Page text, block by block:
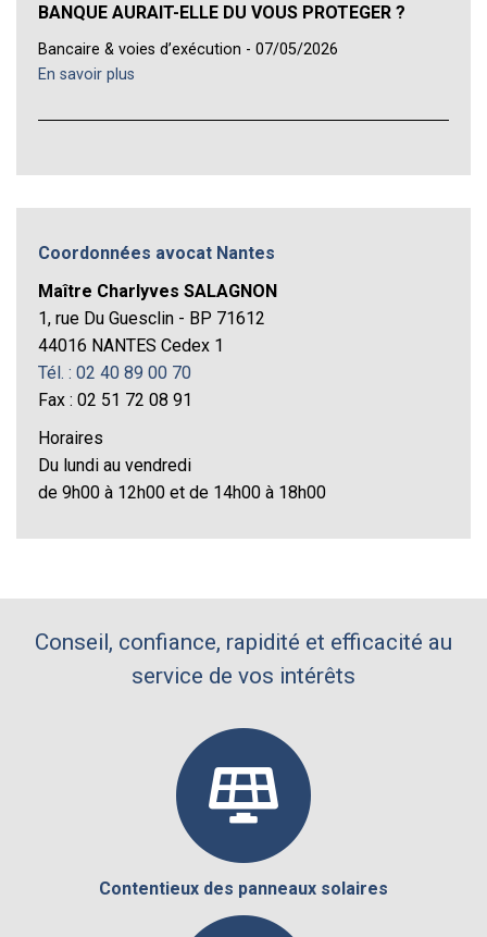
BANQUE AURAIT-ELLE DU VOUS PROTEGER ?
Bancaire & voies d’exécution - 07/05/2026
En savoir plus
Coordonnées avocat Nantes
Maître Charlyves SALAGNON
1, rue Du Guesclin - BP 71612
44016 NANTES Cedex 1
Tél. : 02 40 89 00 70
Fax : 02 51 72 08 91
Horaires
Du lundi au vendredi
de 9h00 à 12h00 et de 14h00 à 18h00
Conseil, confiance, rapidité et efficacité au
service de vos intérêts
Contentieux des panneaux solaires